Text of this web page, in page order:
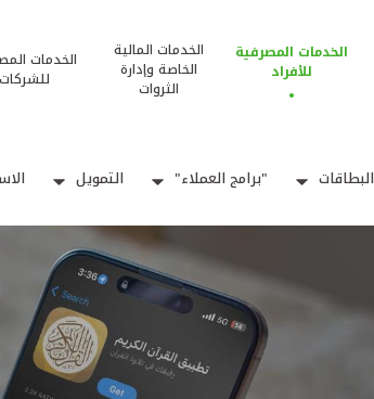
الخدمات المصرفية
للأفراد
الخدمات المالية
الخاصة وإدارة
الثروات
الخدمات
للشركات
البطاقات "برامج العملاء" التمويل